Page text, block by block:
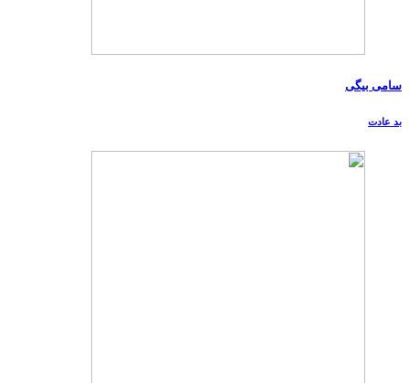
سامی بیگی
بد عادت